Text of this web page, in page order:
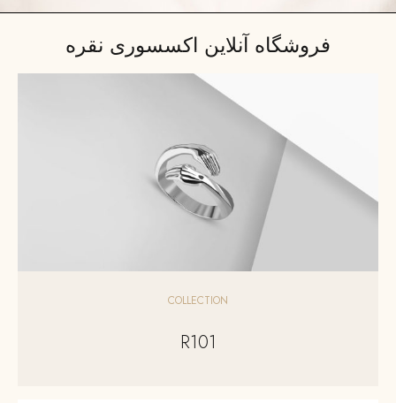
فروشگاه آنلاین اکسسوری نقره
COLLECTION
R101